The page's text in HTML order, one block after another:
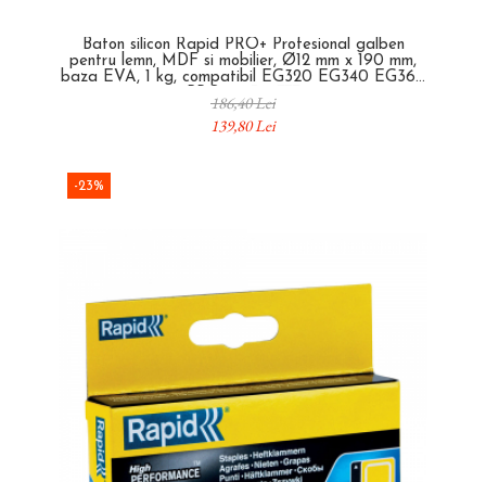
Baton silicon Rapid PRO+ Profesional galben
pentru lemn, MDF si mobilier, Ø12 mm x 190 mm,
baza EVA, 1 kg, compatibil EG320 EG340 EG360
PRO, 40302777
186,40 Lei
139,80 Lei
-23%